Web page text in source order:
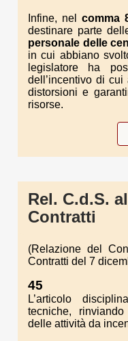
Infine, nelcomma
destinare parte
personale delle
in cui abbiano
legislatore ha
dell’incentivo di
distorsioni e
risorse.
Rel. C.d.S.
Contratti
(Relazione del
Contratti del 7
45
L’articolo
tecniche,
delle attività da